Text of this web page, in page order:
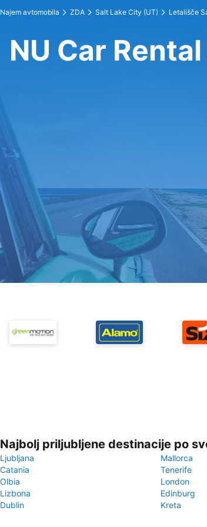
Najem avtomobila ZDA Salt Lake City (UT) Letališče
NU Car
Najbolj priljubljene destinacije po
Ljubljana
Mallorca
Catania
Tenerife
Olbia
London
Lizbona
Edinburg
Dublin
Kreta